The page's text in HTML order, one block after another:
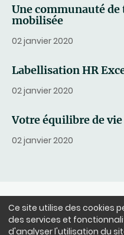
Ce site utilise des cookies
des services et
d'analyser l'utilisation du
Une communauté
mobilisée
02 janvier 2020
Labellisation HR
02 janvier 2020
Votre équilibre de vie
02 janvier 2020
NOUS SUIVRE
LinkedIn